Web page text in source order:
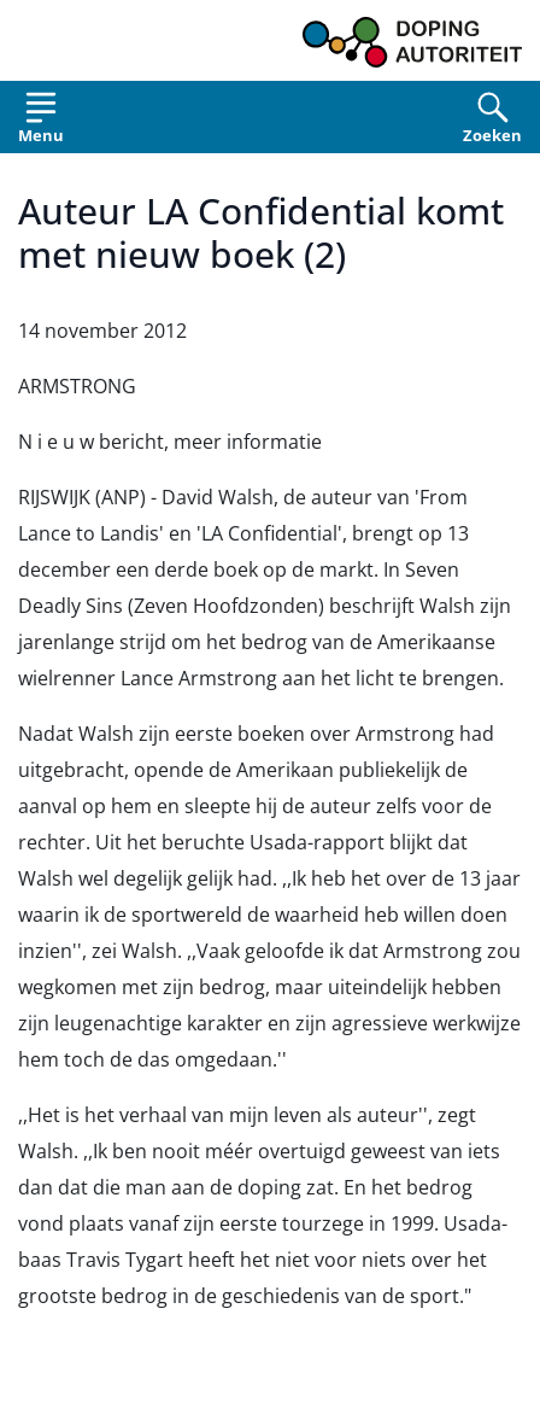
Menu Zoeken
Auteur LA Confidential komt
met nieuw boek (2)
14 november 2012
ARMSTRONG
N i e u w bericht, meer informatie
RIJSWIJK (ANP) - David Walsh, de auteur van 'From
Lance to Landis' en 'LA Confidential', brengt op 13
december een derde boek op de markt. In Seven
Deadly Sins (Zeven Hoofdzonden) beschrijft Walsh zijn
jarenlange strijd om het bedrog van de Amerikaanse
wielrenner Lance Armstrong aan het licht te brengen.
Nadat Walsh zijn eerste boeken over Armstrong had
uitgebracht, opende de Amerikaan publiekelijk de
aanval op hem en sleepte hij de auteur zelfs voor de
rechter. Uit het beruchte Usada-rapport blijkt dat
Walsh wel degelijk gelijk had. ,,Ik heb het over de 13 jaar
waarin ik de sportwereld de waarheid heb willen doen
inzien'', zei Walsh. ,,Vaak geloofde ik dat Armstrong zou
wegkomen met zijn bedrog, maar uiteindelijk hebben
zijn leugenachtige karakter en zijn agressieve werkwijze
hem toch de das omgedaan.''
,,Het is het verhaal van mijn leven als auteur'', zegt
Walsh. ,,Ik ben nooit méér overtuigd geweest van iets
dan dat die man aan de doping zat. En het bedrog
vond plaats vanaf zijn eerste tourzege in 1999. Usada-
baas Travis Tygart heeft het niet voor niets over het
grootste bedrog in de geschiedenis van de sport."